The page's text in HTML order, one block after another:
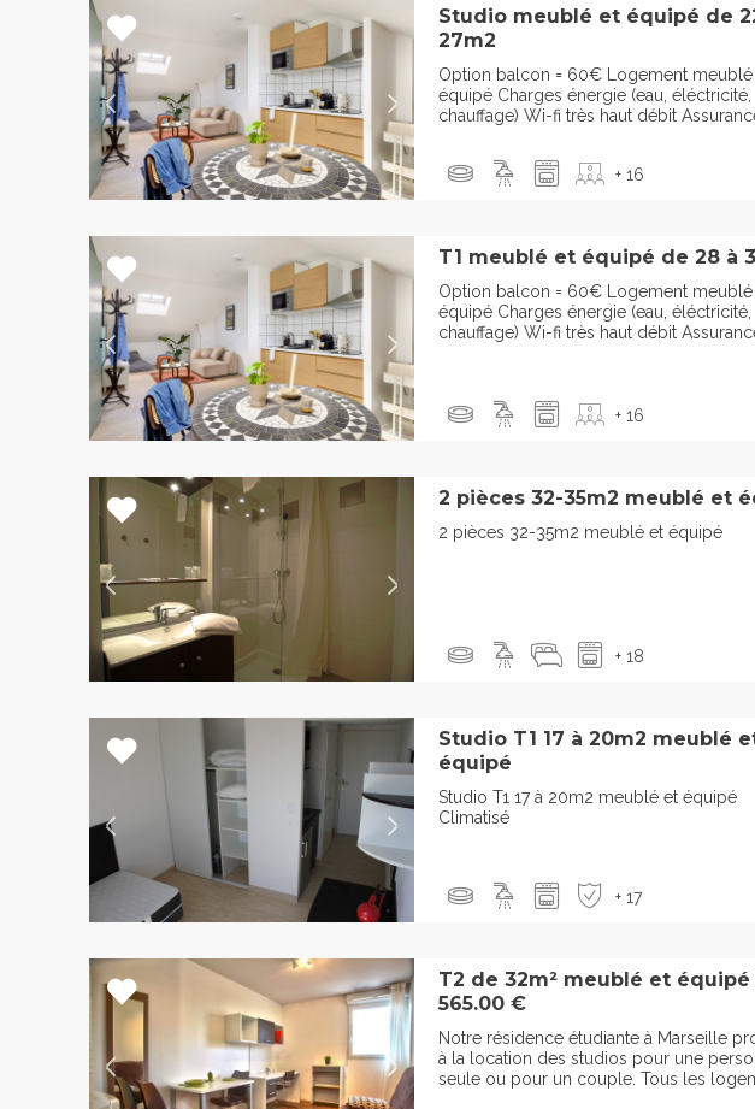
Studio meublé et équipé de
27m2
Option balcon = 60€ Logement meublé
équipé Charges énergie (eau, éléctricité,
chauffage) Wi-fi très haut débit Assurance
+ 16
T1 meublé et équipé de 28 à
Option balcon = 60€ Logement meublé
équipé Charges énergie (eau, éléctricité,
chauffage) Wi-fi très haut débit Assurance
+ 16
2 pièces 32-35m2 meublé et
2 pièces 32-35m2 meublé et équipé
+ 18
Studio T1 17 à 20m2 meublé
équipé
Studio T1 17 à 20m2 meublé et équipé
Climatisé
+ 17
T2 de 32m² meublé et équipé
565.00 €
Notre résidence étudiante à Marseille
à la location des studios pour une
seule ou pour un couple. Tous les